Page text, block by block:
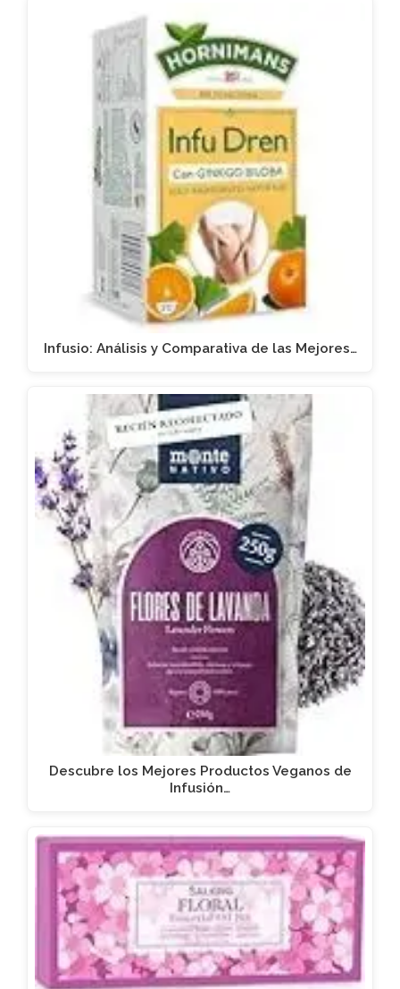
Infusio: Análisis y Comparativa de las Mejores…
Descubre los Mejores Productos Veganos de
Infusión…